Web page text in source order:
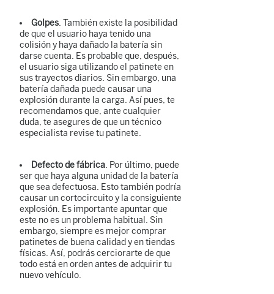
Golpes. También existe la posibilidad
de que el usuario haya tenido una
colisión y haya dañado la batería sin
darse cuenta. Es probable que, después,
el usuario siga utilizando el patinete en
sus trayectos diarios. Sin embargo, una
batería dañada puede causar una
explosión durante la carga. Así pues, te
recomendamos que, ante cualquier
duda, te asegures de que un técnico
especialista revise tu patinete.
Defecto de fábrica. Por último, puede
ser que haya alguna unidad de la batería
que sea defectuosa. Esto también podría
causar un cortocircuito y la consiguiente
explosión. Es importante apuntar que
este no es un problema habitual. Sin
embargo, siempre es mejor comprar
patinetes de buena calidad y en tiendas
físicas. Así, podrás cerciorarte de que
todo está en orden antes de adquirir tu
nuevo vehículo.